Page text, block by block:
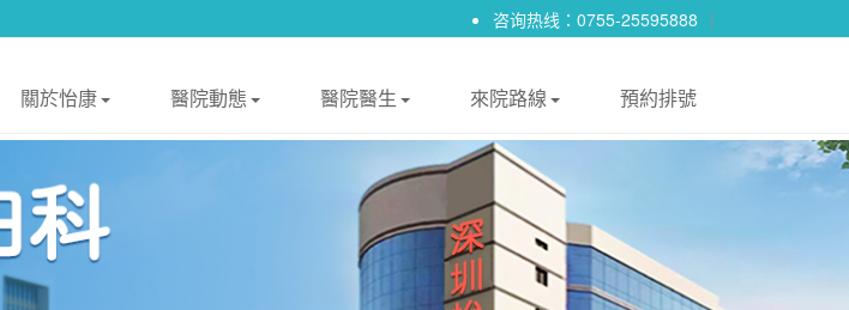
咨询热线：0755-25595888 |
關於怡康 醫院動態 醫院醫生 來院路線 預約排號